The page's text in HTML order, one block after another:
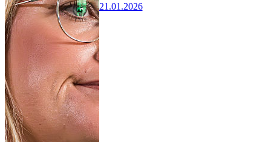
21.01.2026